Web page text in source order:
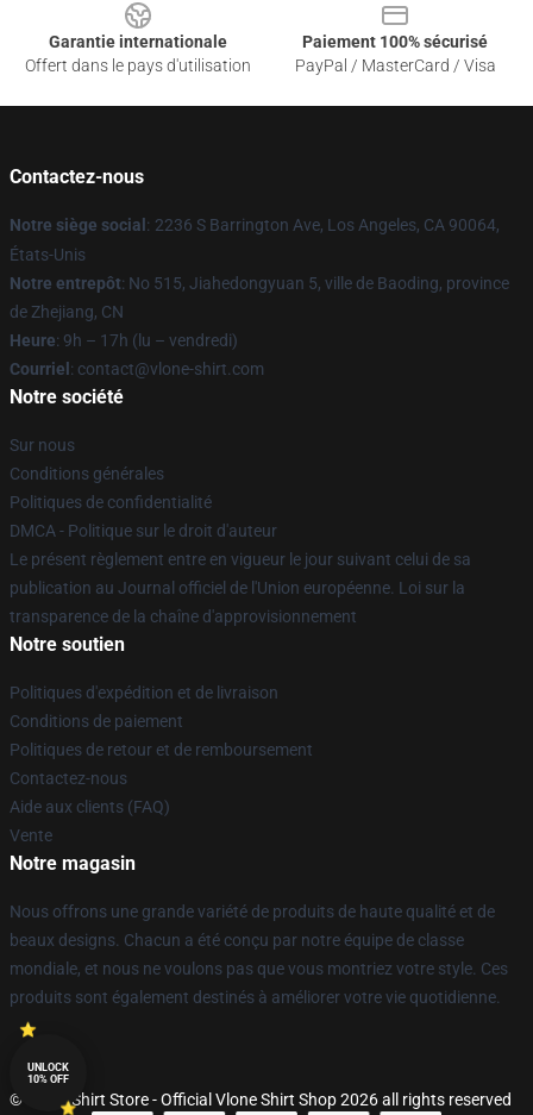
Garantie internationale
Offert dans le pays d'utilisation
Paiement 100% sécurisé
PayPal / MasterCard / Visa
Contactez-nous
Notre siège social : 2236 S Barrington Ave, Los Angeles, CA 90064,
États-Unis
Notre entrepôt: No 515, Jiahedongyuan 5, ville de Baoding, province
de Zhejiang, CN
Heure: 9h – 17h (lu – vendredi)
Courriel : contact@vlone-shirt.com
Notre société
Sur nous
Conditions générales
Politiques de confidentialité
DMCA - Politique sur le droit d'auteur
Le présent règlement entre en vigueur le jour suivant celui de sa
publication au Journal officiel de l'Union européenne. Loi sur la
transparence de la chaîne d'approvisionnement
Notre soutien
Politiques d'expédition et de livraison
Conditions de paiement
Politiques de retour et de remboursement
Contactez-nous
Aide aux clients (FAQ)
Vente
Notre magasin
Nous offrons une grande variété de produits de haute qualité et de
beaux designs. Chacun a été conçu par notre équipe de classe
mondiale, et nous ne voulons pas que vous montriez votre style. Ces
produits sont également destinés à améliorer votre vie quotidienne.
© Vlone Shirt Store - Official Vlone Shirt Shop 2026 all rights reserved
UNLOCK
10% OFF